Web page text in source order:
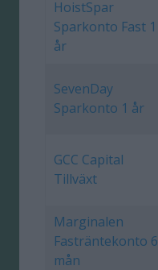
HoistSpar
Sparkonto Fast 1
år
SevenDay
Sparkonto 1 år
GCC Capital
Tillväxt
Marginalen
Fasträntekonto 6
mån